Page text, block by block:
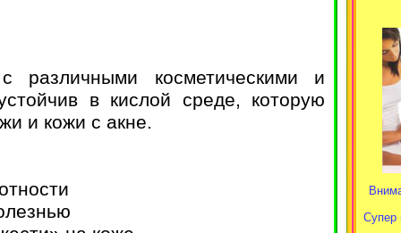
различными косметическими и
в кислой среде, которую
и кожи с акне.
Супер